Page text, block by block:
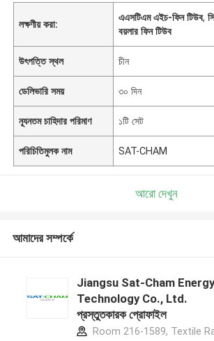
লক্ষণীয় করা:
এএসটিএম এইচ-ফিন টিউব,
বয়লার ফিন টিউব
উৎপত্তি স্থল চীন
ডেলিভারি সময় ৩০ দিন
ন্যূনতম চাহিদার পরিমাণ ১টি সেট
পরিচিতিমুলক নাম SAT-CHAM
আরো দেখুন
আমাদের সম্পর্কে
Jiangsu Sat-Cham Energy
Technology Co., Ltd.
প্রস্তুতকারক প্রোফাইল
Room 216-1589, Textile